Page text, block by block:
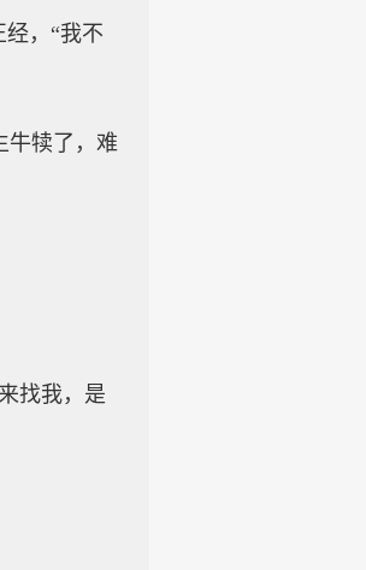
，“我不
牛犊了，难
找我，是